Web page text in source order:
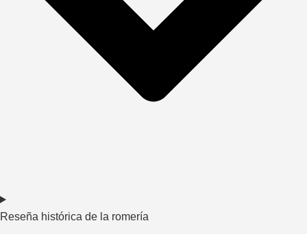
Reseña histórica de la romería